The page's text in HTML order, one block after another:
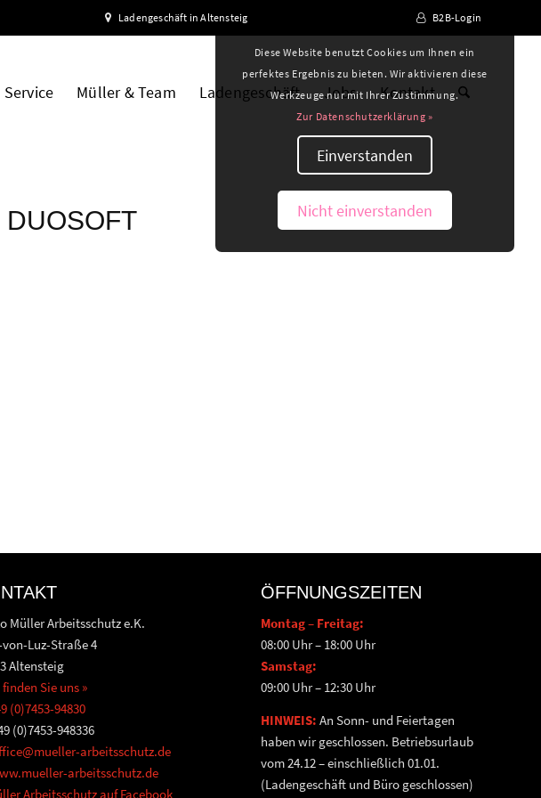
Ladengeschäft in Altensteig B2B-Login
Service Müller & Team Ladengeschäft Jobs Kontakt
DUOSOFT
Müller Arbeitsschutz e.K.
Luz-Straße 4
Altensteig
finden Sie uns »
(0)7453-94830
(0)7453-948336
arbeitsschutz.de
arbeitsschutz.de
Arbeitsschutz auf Facebook
ÖFFNUNGSZEITEN
Montag – Freitag:
08:00 Uhr – 18:00 Uhr
Samstag:
09:00 Uhr – 12:30 Uhr
HINWEIS: An Sonn- und Feiertagen
haben wir geschlossen. Betriebsurlaub
vom 24.12 – einschließlich 01.01.
(Ladengeschäft und Büro geschlossen)
Diese Website benutzt Cookies um Ihnen ein
perfektes Ergebnis zu bieten. Wir aktivieren diese
Werkzeuge nur mit Ihrer Zustimmung.
Zur Datenschutzerklärung »
Einverstanden
Nicht einverstanden